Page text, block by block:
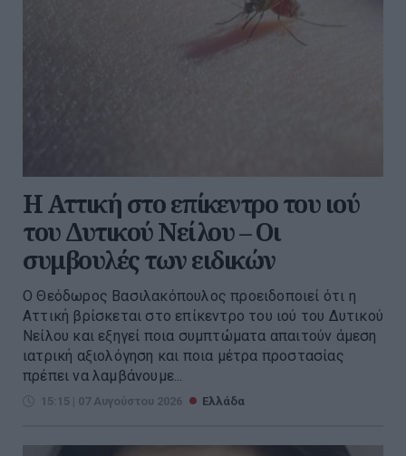
Η Αττική στο επίκεντρο του ιού
του Δυτικού Νείλου – Οι
συμβουλές των ειδικών
Ο Θεόδωρος Βασιλακόπουλος προειδοποιεί ότι η
Αττική βρίσκεται στο επίκεντρο του ιού του Δυτικού
Νείλου και εξηγεί ποια συμπτώματα απαιτούν άμεση
ιατρική αξιολόγηση και ποια μέτρα προστασίας
πρέπει να λαμβάνουμε...
15:15 | 07 Αυγούστου 2026 Ελλάδα